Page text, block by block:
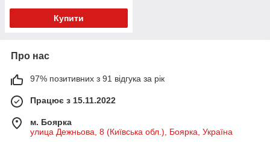
Купити
Про нас
97% позитивних з 91 відгука за рік
Працює з 15.11.2022
м. Боярка
улица Дежньова, 8 (Київська обл.), Боярка, Україна